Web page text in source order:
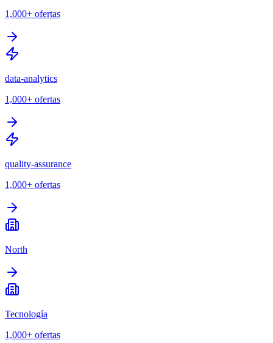
1,000+ ofertas
data-analytics
1,000+ ofertas
quality-assurance
1,000+ ofertas
North
Tecnología
1,000+ ofertas